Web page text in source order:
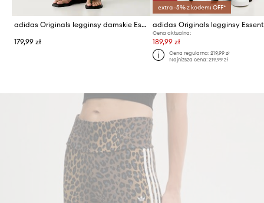
adidas Originals legginsy damskie Essentials
179,99 zł
extra -5% z kodem: OFF*
adidas Originals legginsy
Cena aktualna:
189,99 zł
Cena regularna: 219,99 zł
Najniższa cena: 219,99 zł